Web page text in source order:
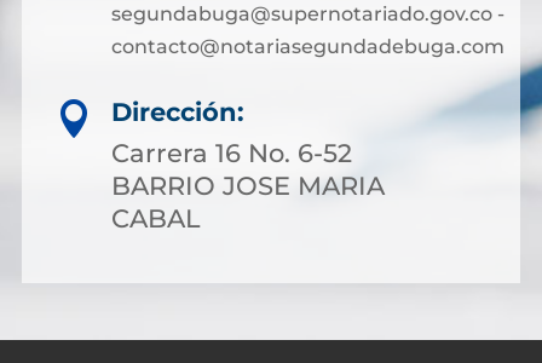
segundabuga@supernotariado.gov.co -
contacto@notariasegundadebuga.com

Dirección:
Carrera 16 No. 6-52
BARRIO JOSE MARIA
CABAL